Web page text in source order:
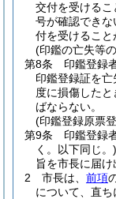
交付を受けるこ
号が確認でき
付を受けること
(印鑑の亡失等
第8条
印鑑登録
印鑑登録証を
度に損傷した
ばならない。
(印鑑登録原票
第9条
印鑑登録
く。以下同じ。)
旨を市長に届け
2
市長は、 前項
について、直